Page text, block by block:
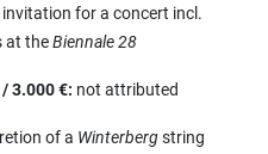
for a concert incl.
at theBiennale 28
3.000 €: not attributed
of a Winterbergstring